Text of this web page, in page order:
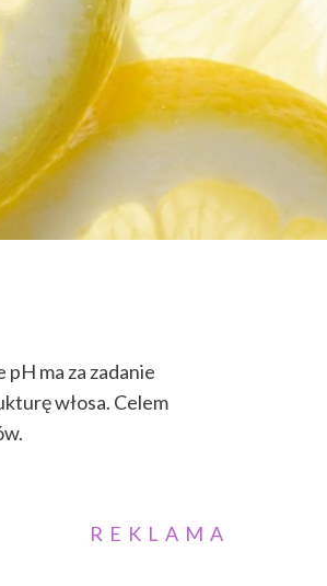
ma za zadanie
włosa. Celem
REKLAMA